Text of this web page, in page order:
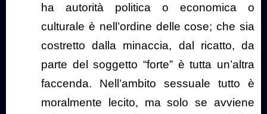
ha autorità politica o economica o
culturale è nell’ordine delle cose; che sia
costretto dalla minaccia, dal ricatto, da
parte del soggetto “forte” è tutta un’altra
faccenda. Nell’ambito sessuale tutto è
moralmente lecito, ma solo se avviene